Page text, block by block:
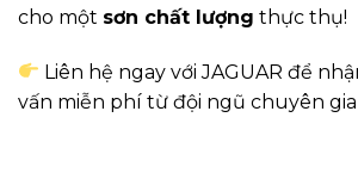
cho một sơn chất lượng thực thụ!
Liên hệ ngay với JAGUAR để
vấn miễn phí từ đội ngũ chuyên gia